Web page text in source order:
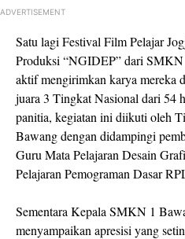
ADVERTISEMENT
Satu lagi Festival Film Pelajar
Produksi “NGIDEP” dari
aktif mengirimkan karya mereka
juara 3 Tingkat Nasional dari 54
panitia, kegiatan ini diikuti oleh
Bawang dengan didampingi
Guru Mata Pelajaran Desain
Pelajaran Pemograman Dasar
Sementara Kepala SMKN 1
menyampaikan apresisi yang